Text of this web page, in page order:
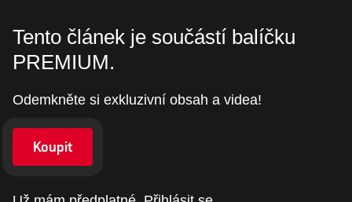
Tento článek je součástí balíčku
PREMIUM.
Odemkněte si exkluzivní obsah a videa!
Koupit